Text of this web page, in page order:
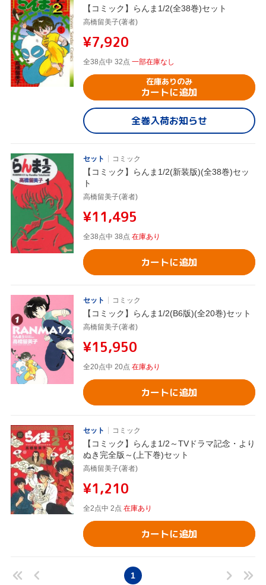
【コミック】らんま1/2(全38巻)セット
高橋留美子(著者)
¥7,920
全38点中 32点 一部在庫なし
在庫ありのみ
カートに追加
全巻入荷お知らせ
セット コミック
【コミック】らんま1/2(新装版)(全38巻)セッ
ト
高橋留美子(著者)
¥11,495
全38点中 38点 在庫あり
カートに追加
セット コミック
【コミック】らんま1/2(B6版)(全20巻)セット
高橋留美子(著者)
¥15,950
全20点中 20点 在庫あり
カートに追加
セット コミック
【コミック】らんま1/2～TVドラマ記念・より
ぬき完全版～(上下巻)セット
高橋留美子(著者)
¥1,210
全2点中 2点 在庫あり
カートに追加
1